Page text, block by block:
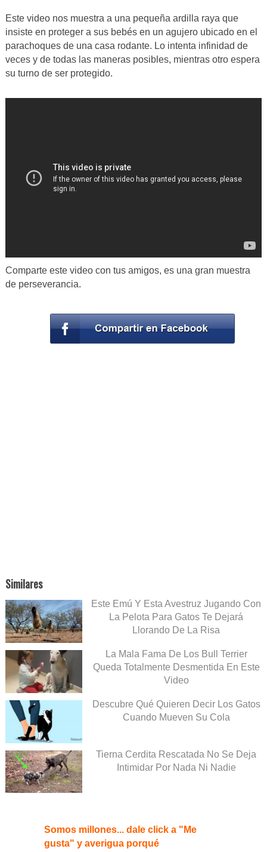
Este video nos muestra a una pequeña ardilla raya que
insiste en proteger a sus bebés en un agujero ubicado en el
parachoques de una casa rodante. Lo intenta infinidad de
veces y de todas las maneras posibles, mientras otro espera
su turno de ser protegido.
Comparte este video con tus amigos, es una gran muestra
de perseverancia.
Similares
Este Emú Y Esta Avestruz Jugando Con
La Pelota Para Gatos Te Dejará
Llorando De La Risa
La Mala Fama De Los Bull Terrier
Queda Totalmente Desmentida En Este
Video
Descubre Qué Quieren Decir Los Gatos
Cuando Mueven Su Cola
Tierna Cerdita Rescatada No Se Deja
Intimidar Por Nada Ni Nadie
Somos millones... dale click a "Me
gusta" y averigua porqué